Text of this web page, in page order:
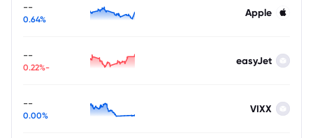
Apple
--
0.64%
easyJet
--
-0.22%
VIXX
--
0.00%